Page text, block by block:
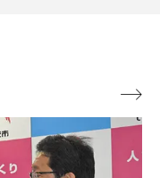
